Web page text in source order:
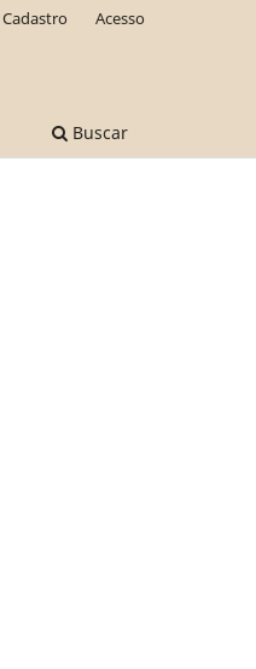
Buscar
Cadastro Acesso